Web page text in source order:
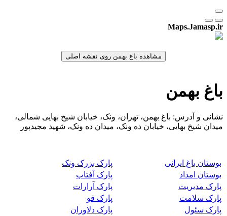
Maps.Jamasp.ir
باغ بهمن
نشانی و آدرس: باغ بهمن، تهران، ونک، خیابان شیخ بهایی شمالی،
میدان شیخ بهایی، خیابان ده ونک، میدان ده ونک، شهید مجیدپور
بوستان باغ ایرانی
پارک بزرک ونک
بوستان امداد
پارک آفتاب
پارک مدیریت
پارک آرارات
پارک سلامت
پارک قو
پارک سئول
پارک دلاوران